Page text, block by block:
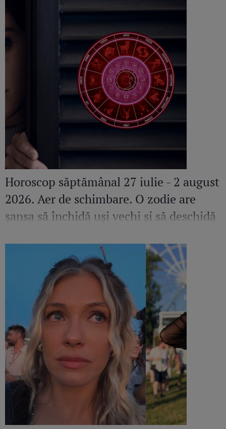
Horoscop săptămânal 27 iulie - 2 august
2026. Aer de schimbare. O zodie are
șansa să închidă uși vechi și să deschidă